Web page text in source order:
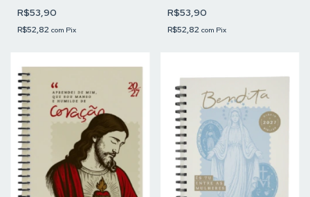
R$53,90
R$52,82 com Pix
R$53,90
R$52,82 com Pix